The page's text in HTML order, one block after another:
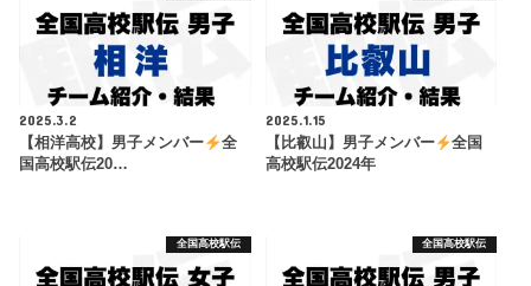
2025.3.2
【相洋高校】男子メンバー
全
国高校駅伝20…
2025.1.15
【比叡山】男子メンバー
全国
高校駅伝2024年
全国高校駅伝 全国高校駅伝